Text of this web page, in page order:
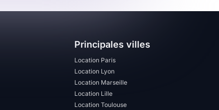
Principales villes
Location Paris
Location Lyon
Location Marseille
Location Lille
Location Toulouse